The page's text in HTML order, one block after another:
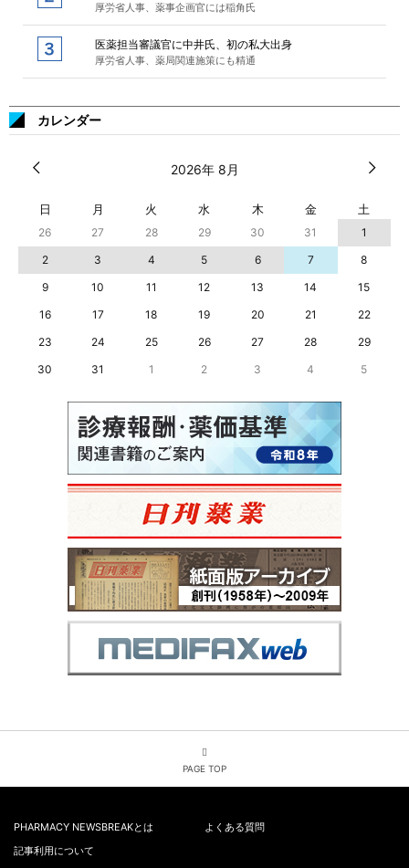
厚労省人事、薬事企画官には稲角氏
医薬担当審議官に中井氏、初の私大出身
厚労省人事、薬局関連施策にも精通
カレンダー
2026年 8月
日 月 火 水 木 金 土
26 27 28 29 30 31
1
2
3 4 5 6 7
8
9
10 11 12 13 14
15
16
17 18 19 20 21
22
23
24 25 26 27 28
29
30
31 1 2 3 4 5
PAGE TOP
PHARMACY NEWSBREAKとは
よくある質問
記事利用について